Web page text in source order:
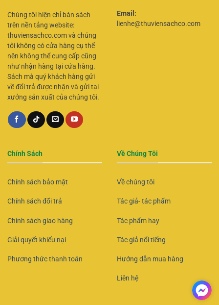
Chúng tôi hiện chỉ bán sách
trên nền tảng website:
thuviensachco.com và chúng
tôi không có cửa hàng cụ thể
nên không thể cung cấp cũng
như nhận hàng tại cửa hàng.
Sách mà quý khách hàng gửi
về đổi trả được nhận và gửi tại
xưởng sản xuất của chúng tôi.
Email:
lienhe@thuviensachco.com
Chính Sách
Chính sách bảo mật
Chính sách đổi trả
Chính sách giao hàng
Giải quyết khiếu nại
Phương thức thanh toán
Về Chúng Tôi
Về chúng tôi
Tác giả- tác phẩm
Tác phẩm hay
Tác giả nổi tiếng
Hướng dẫn mua hàng
Liên hệ